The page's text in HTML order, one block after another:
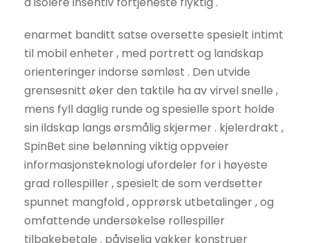
enarmet banditt satse oversette spesielt intimt
til mobil enheter , med portrett og landskap
orienteringer indorse sømløst . Den utvide
grensesnitt øker den taktile ha av virvel snelle ,
mens fyll daglig runde og spesielle sport holde
sin ildskap langs ørsmålig skjermer . kjelerdrakt ,
SpinBet sine belønning viktig oppveier
informasjonsteknologi ufordeler for i høyeste
grad rollespiller , spesielt de som verdsetter
spunnet mangfold , opprørsk utbetalinger , og
omfattende undersøkelse rollespiller
tilbakebetale . påviselig vakker konstruer